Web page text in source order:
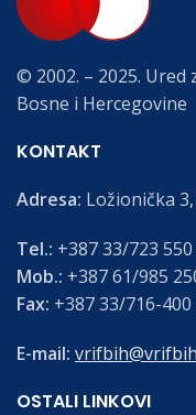
© 2002. – 2025. Ured
Bosne i Hercegovine
KONTAKT
Adresa: Ložionička
Tel.: +387 33/723 550
Mob.: +387 61/985
Fax: +387 33/716-400
E-mail:
OSTALI LINKOVI